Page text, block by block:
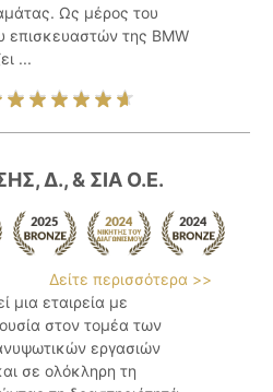
Ως μέρος του
επισκευαστών της BMW
...
Δ., & ΣΙΑ Ο.Ε.
Δείτε περισσότερα >>
μια εταιρεία με
στον τομέα των
εργασιών
σε ολόκληρη τη